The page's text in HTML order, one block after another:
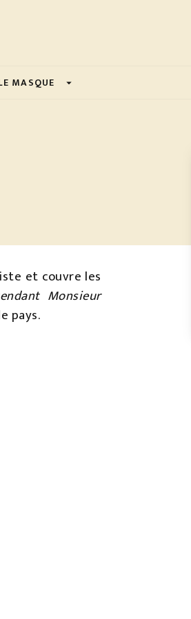
MASQUE arrow_drop_down
et couvre les
Monsieur
pays.